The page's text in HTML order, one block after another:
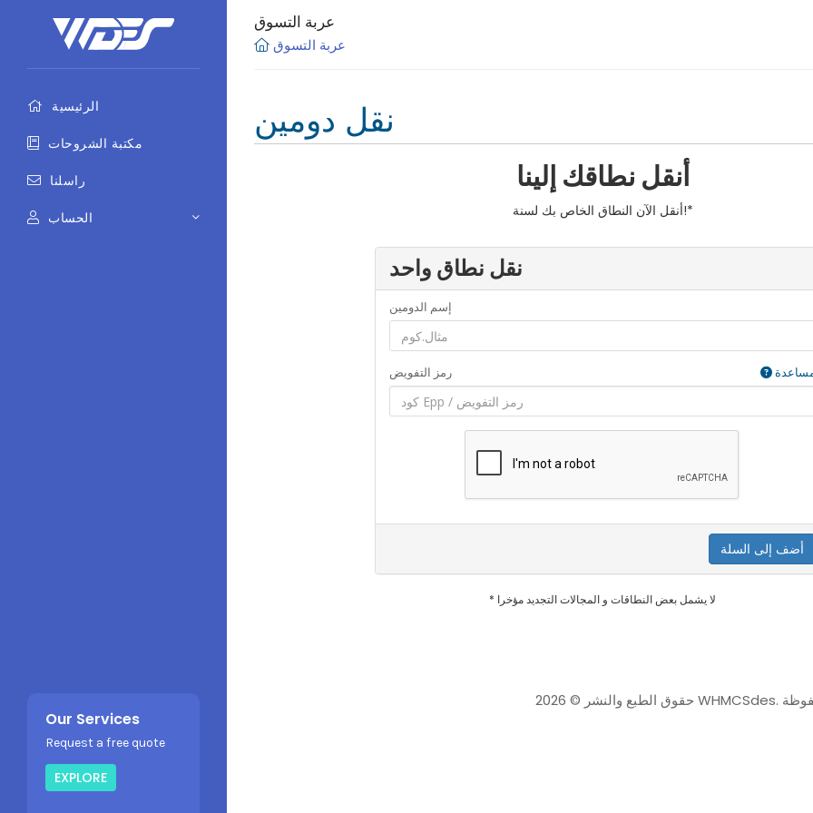
الرئيسية
مكتبة الشروحات
راسلنا
Our Services
Request a free quote
EXPLORE
عربة التسوق
عربة التسوق
نقل دومين
أنقل نطاقك إلينا
أنقل الآن النطاق الخاص بك لسنة!*
نقل نطاق واحد
إسم الدومين
رمز التفويض
أضف إلى السلة
* لا يشمل بعض النطاقات و المجالات التجديد مؤخرا